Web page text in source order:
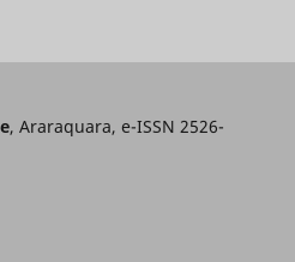
, Araraquara, e-ISSN 2526-